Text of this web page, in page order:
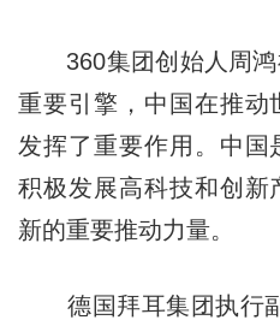
360集团创始人周鸿
重要引擎，中国在推动
发挥了重要作用。中国
积极发展高科技和创新
新的重要推动力量。
德国拜耳集团执行副